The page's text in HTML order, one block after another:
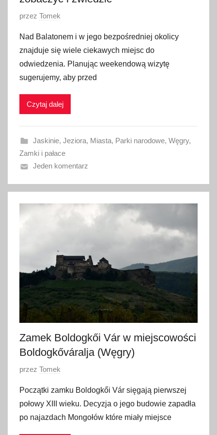
O
u
b
l
i
w
n
o
2
m
a
przez Tomek
Nad Balatonem i w jego bezpośredniej okolicy
znajduje się wiele ciekawych miejsc do
odwiedzenia. Planując weekendową wizytę
sugerujemy, aby przed
Czytaj dalej
Jaskinie, Jeziora, Miasta, Parki narodowe, Węgry,
Zamki i pałace
Jeden komentarz
Zamek Boldogkői Vár w miejscowości
Boldogkőváralja (Węgry)
O
u
b
l
i
przez Tomek
Początki zamku Boldogkői Vár sięgają pierwszej
połowy XIII wieku. Decyzja o jego budowie zapadła
po najazdach Mongołów które miały miejsce